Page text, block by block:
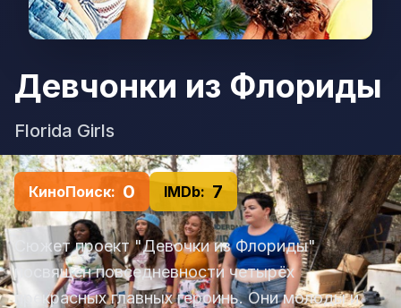
Девчонки из Флориды
Florida Girls
КиноПоиск: 0 IMDb: 7
Сюжет проект "Девочки из Флориды"
посвящён повседневности четырёх
прекрасных главных героинь. Они молоды и